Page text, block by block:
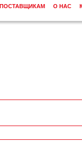
ПОСТАВЩИКАМ О НАС